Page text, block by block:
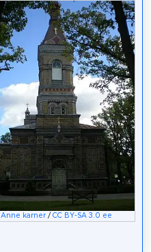
Anne karner /CC BY-SA 3.0 ee